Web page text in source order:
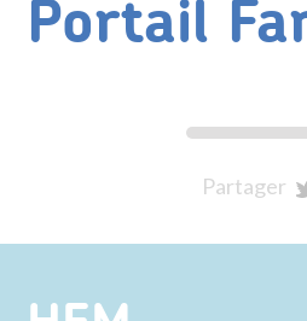
Portail
Partager